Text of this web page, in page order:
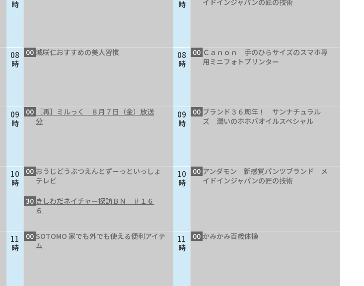
時
08
時
09
時
10
時
11
時
00 城咲仁おすすめの美人習慣
00
［再］ミルっく ８月７日（金）放送
分
00 おうじどうぶつえんとずーっといっしょ
テレビ
30 きしわだネイチャー探訪ＢＮ ＃１６
６
00 SOTOMO 家でも外でも使える便利アイテ
ム
時
08
時
09
時
10
時
11
時
イドインジャパンの匠の技術
00 Ｃａｎｏｎ 手のひらサイズのスマホ専
用ミニフォトプリンター
00 ブランド３６周年！ サンナチュラル
ズ 潤いのホホバオイルスペシャル
00 アンダモン 新感覚パンツブランド メ
イドインジャパンの匠の技術
00 かみかみ百歳体操